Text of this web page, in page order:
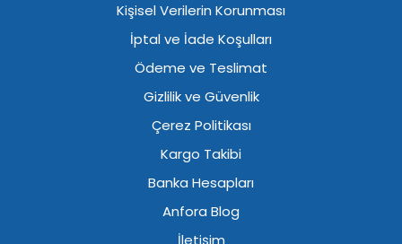
Kişisel Verilerin Korunması
İptal ve İade Koşulları
Ödeme ve Teslimat
Gizlilik ve Güvenlik
Çerez Politikası
Kargo Takibi
Banka Hesapları
Anfora Blog
İletişim